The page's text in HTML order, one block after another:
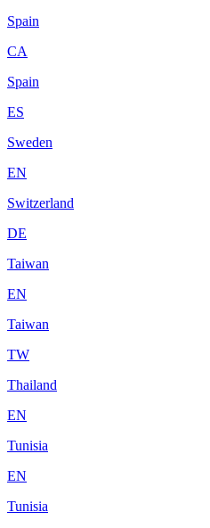
Spain
CA
Spain
ES
Sweden
EN
Switzerland
DE
Taiwan
EN
Taiwan
TW
Thailand
EN
Tunisia
EN
Tunisia